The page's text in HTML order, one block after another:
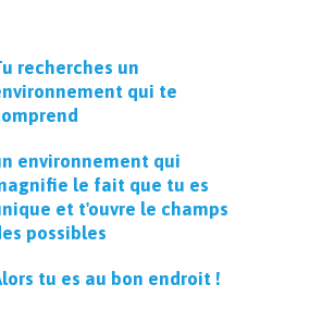
recherches un
qui te
environnement qui
le fait que tu es
et t'ouvre le champs
possibles
tu es au bon endroit !